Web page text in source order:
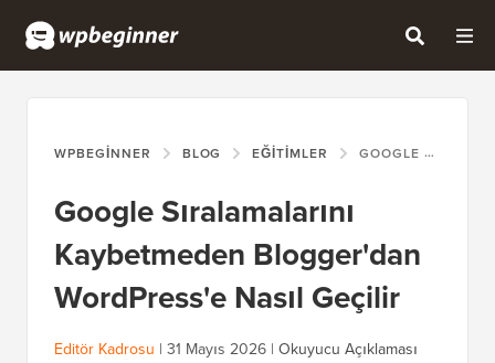
WPBEGINNER BLOG EĞITIMLER GOOGLE SIRALAMALARINI KAYBETMEDEN BLOGGER'DAN WORDPRESS'E NASIL GEÇILIR
Google Sıralamalarını
Kaybetmeden Blogger'dan
WordPress'e Nasıl Geçilir
Editör Kadrosu | 31 Mayıs 2026 | Okuyucu Açıklaması